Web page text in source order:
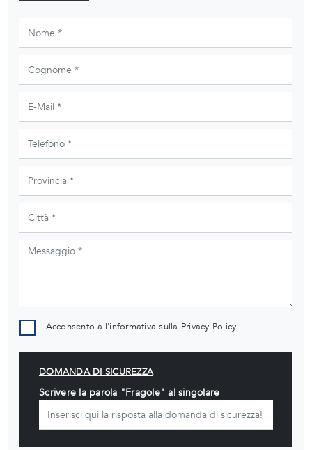
Acconsento all'informativa sulla Privacy Policy
DOMANDA DI SICUREZZA
Scrivere la parola "Fragole" al singolare